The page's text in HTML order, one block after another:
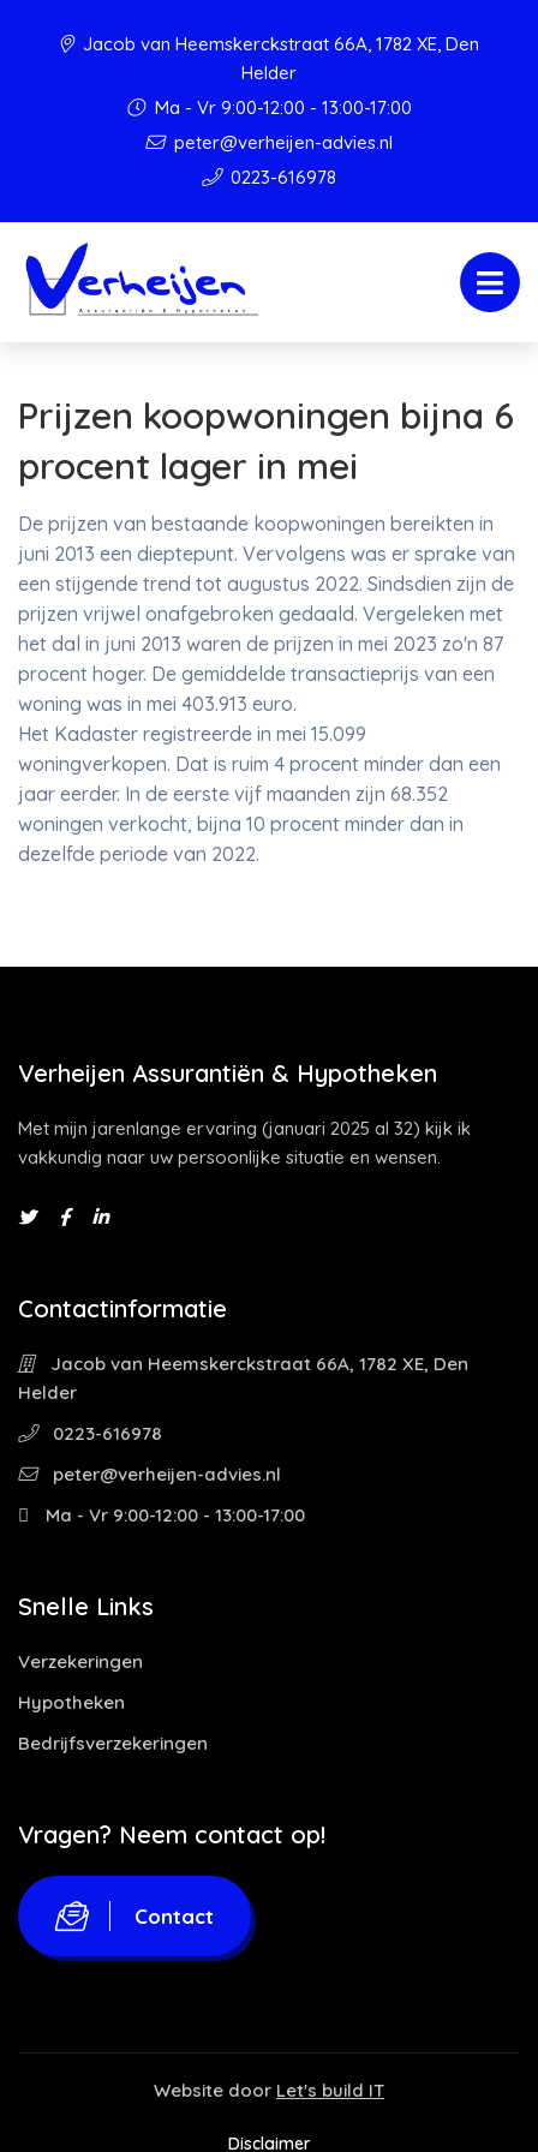
Jacob van Heemskerckstraat 66A, 1782 XE, Den
Helder
Ma - Vr 9:00-12:00 - 13:00-17:00
peter@verheijen-advies.nl
0223-616978
Prijzen koopwoningen bijna 6
procent lager in mei
De prijzen van bestaande koopwoningen bereikten in
juni 2013 een dieptepunt. Vervolgens was er sprake van
een stijgende trend tot augustus 2022. Sindsdien zijn de
prijzen vrijwel onafgebroken gedaald. Vergeleken met
het dal in juni 2013 waren de prijzen in mei 2023 zo'n 87
procent hoger. De gemiddelde transactieprijs van een
woning was in mei 403.913 euro.
Het Kadaster registreerde in mei 15.099
woningverkopen. Dat is ruim 4 procent minder dan een
jaar eerder. In de eerste vijf maanden zijn 68.352
woningen verkocht, bijna 10 procent minder dan in
dezelfde periode van 2022.
Verheijen Assurantiën & Hypotheken
Met mijn jarenlange ervaring (januari 2025 al 32) kijk ik
vakkundig naar uw persoonlijke situatie en wensen.
Contactinformatie
Jacob van Heemskerckstraat 66A, 1782 XE, Den
Helder
0223-616978
peter@verheijen-advies.nl
Ma - Vr 9:00-12:00 - 13:00-17:00
Snelle Links
Verzekeringen
Hypotheken
Bedrijfsverzekeringen
Vragen? Neem contact op!
Contact
Website door Let's build IT
Disclaimer